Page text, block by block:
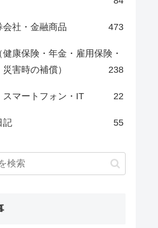
会社・金融商品 473
康保険・年金・雇用保険・
害時の補償）
238
スマートフォン・IT 22
記 55